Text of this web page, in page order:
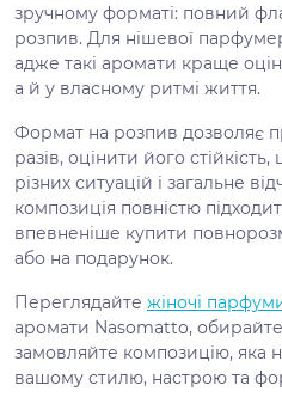
зручному форматі: повний
розпив. Для нішевої
адже такі аромати краще
а й у власному ритмі життя.
Формат на розпив дозволяє
разів, оцінити його
різних ситуацій і загальне
композиція повністю
впевненіше купити
або на подарунок.
Переглядайте жіночі
аромати Nasomatto, обирайте
замовляйте композицію, яка
вашому стилю, настрою та